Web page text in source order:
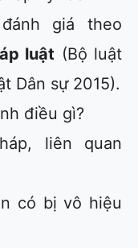
giá theo
luật (Bộ luật
Dân sự 2015).
điều gì?
liên quan
có bị vô hiệu